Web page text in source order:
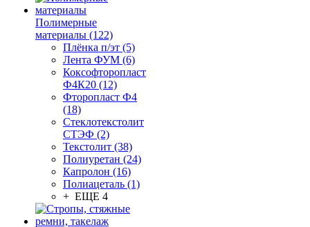
Полимерные
материалы (122)
Плёнка п/эт (5)
Лента ФУМ (6)
Коксофторопласт
Ф4К20 (12)
Фторопласт Ф4
(18)
Стеклотекстолит
СТЭФ (2)
Текстолит (38)
Полиуретан (24)
Капролон (16)
Полиацеталь (1)
+ ЕЩЕ 4